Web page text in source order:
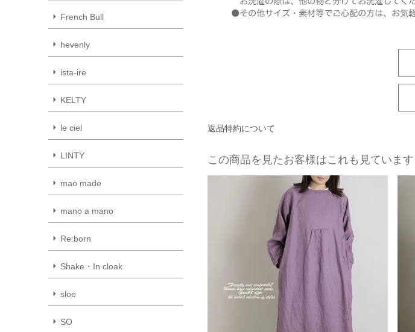
French Bull
hevenly
ista-ire
KELTY
le ciel
LINTY
mao made
mano a mano
Re:born
Shake・In cloak
sloe
SO
返品特約について
この商品を見たお客様はこれも見ています